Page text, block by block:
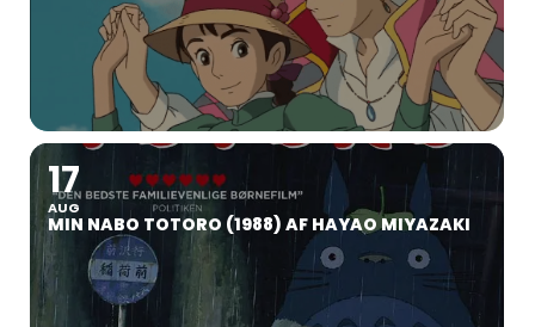
17
AUG
MIN NABO TOTORO (1988) AF HAYAO MIYAZAKI